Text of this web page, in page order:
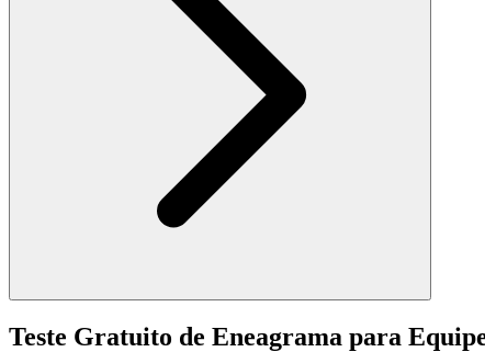
Teste Gratuito de Eneagrama para